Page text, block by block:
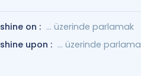
shine on : ... üzerinde parlamak
shine upon : ... üzerinde